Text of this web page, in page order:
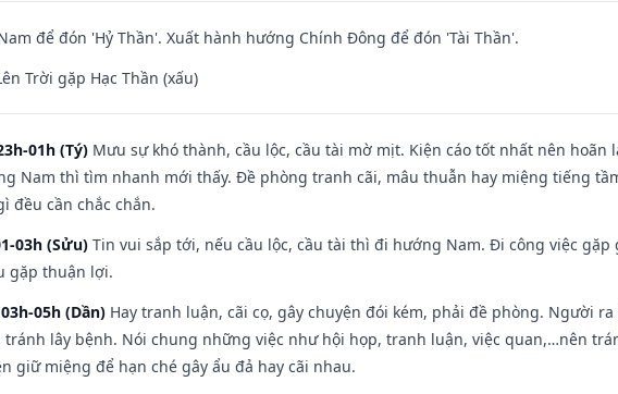
để đón 'Hỷ Thần'. Xuất hành hướng Chính Đông để đón 'Tài Thần'.
Trời gặp Hạc Thần (xấu)
01h (Tý) Mưu sự khó thành, cầu lộc, cầu tài mờ mịt. Kiện cáo tốt nhất nên hoãn
Nam thì tìm nhanh mới thấy. Đề phòng tranh cãi, mâu thuẫn hay miệng tiếng
đều cần chắc chắn.
03h (Sửu) Tin vui sắp tới, nếu cầu lộc, cầu tài thì đi hướng Nam. Đi công việc
gặp thuận lợi.
05h (Dần) Hay tranh luận, cãi cọ, gây chuyện đói kém, phải đề phòng. Người
lây bệnh. Nói chung những việc như hội họp, tranh luận, việc quan,…nên
giữ miệng để hạn ché gây ẩu đả hay cãi nhau.